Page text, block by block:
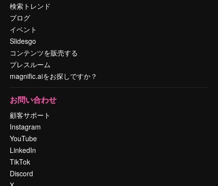
検索トレンド
ブログ
イベント
Slidesgo
コンテンツを販売する
プレスルーム
magnific.aiをお探しですか？
お問い合わせ
顧客サポート
Instagram
YouTube
LinkedIn
TikTok
Discord